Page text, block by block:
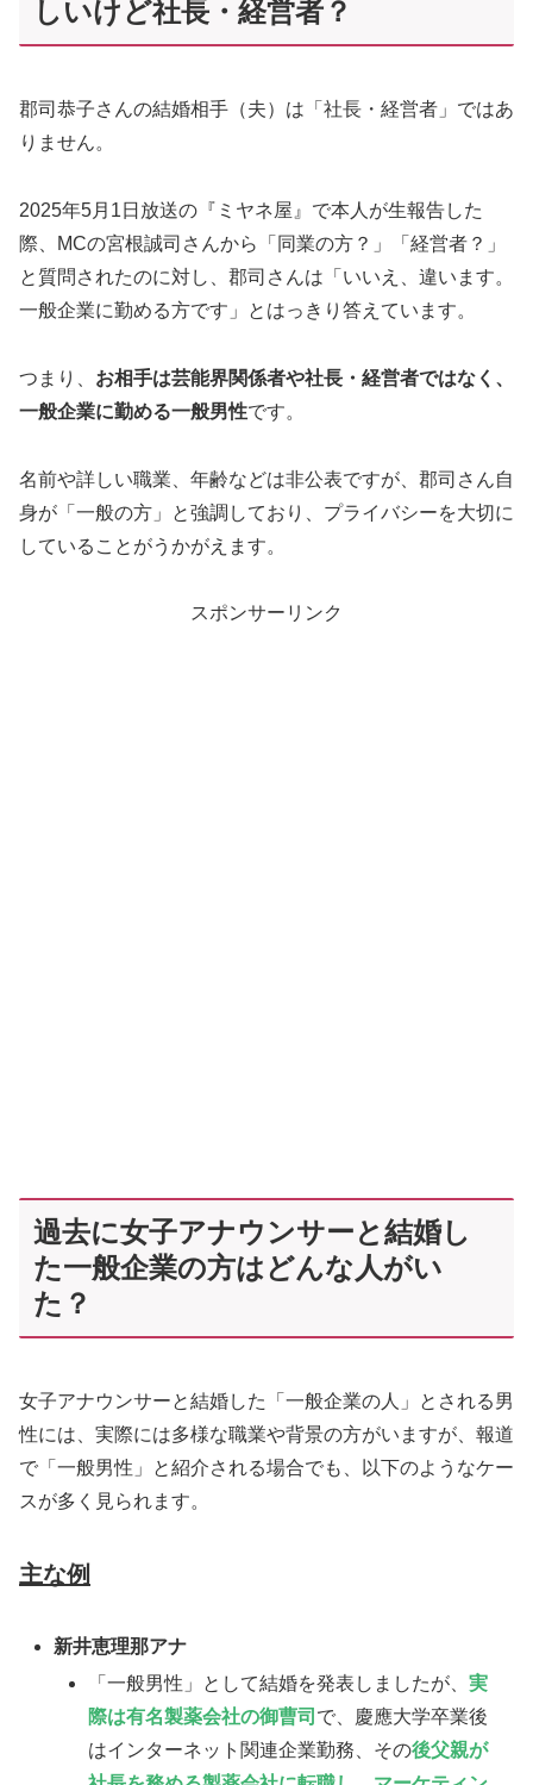
しいけど社長・経営者？
郡司恭子さんの結婚相手（夫）は「社長・経営者」ではあ
りません。
2025年5月1日放送の『ミヤネ屋』で本人が生報告した
際、MCの宮根誠司さんから「同業の方？」「経営者？」
と質問されたのに対し、郡司さんは「いいえ、違います。
一般企業に勤める方です」とはっきり答えています。
つまり、 お相手は芸能界関係者や社長・経営者ではなく、
一般企業に勤める一般男性です。
名前や詳しい職業、年齢などは非公表ですが、郡司さん自
身が「一般の方」と強調しており、プライバシーを大切に
していることがうかがえます。
スポンサーリンク
過去に女子アナウンサーと結婚し
た一般企業の方はどんな人がい
た？
女子アナウンサーと結婚した「一般企業の人」とされる男
性には、実際には多様な職業や背景の方がいますが、報道
で「一般男性」と紹介される場合でも、以下のようなケー
スが多く見られます。
主な例
新井恵理那アナ
「一般男性」として結婚を発表しましたが、実
際は有名製薬会社の御曹司 で、慶應大学卒業後
はインターネット関連企業勤務、その後父親が